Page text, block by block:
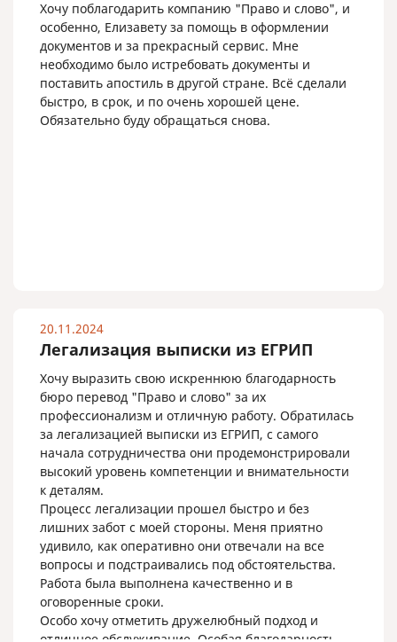
Хочу поблагодарить компанию "Право и слово", и
особенно, Елизавету за помощь в оформлении
документов и за прекрасный сервис. Мне
необходимо было истребовать документы и
поставить апостиль в другой стране. Всё сделали
быстро, в срок, и по очень хорошей цене.
Обязательно буду обращаться снова.
20.11.2024
Легализация выписки из ЕГРИП
Хочу выразить свою искреннюю благодарность
бюро перевод "Право и слово" за их
профессионализм и отличную работу. Обратилась
за легализацией выписки из ЕГРИП, с самого
начала сотрудничества они продемонстрировали
высокий уровень компетенции и внимательности
к деталям.
Процесс легализации прошел быстро и без
лишних забот с моей стороны. Меня приятно
удивило, как оперативно они отвечали на все
вопросы и подстраивались под обстоятельства.
Работа была выполнена качественно и в
оговоренные сроки.
Особо хочу отметить дружелюбный подход и